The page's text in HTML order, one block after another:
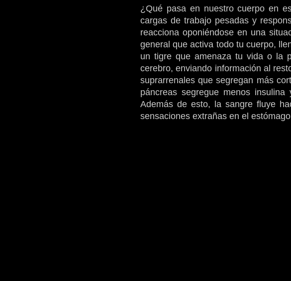
¿Qué pasa en nuestro cuerpo en
cargas de trabajo pesadas y
reacciona oponiéndose en una
general que activa todo tu cuerpo,
un tigre que amenaza tu vida o la
cerebro, enviando información al
suprarrenales que segregan más
páncreas segregue menos
Además de esto, la sangre fluye
sensaciones extrañas en el